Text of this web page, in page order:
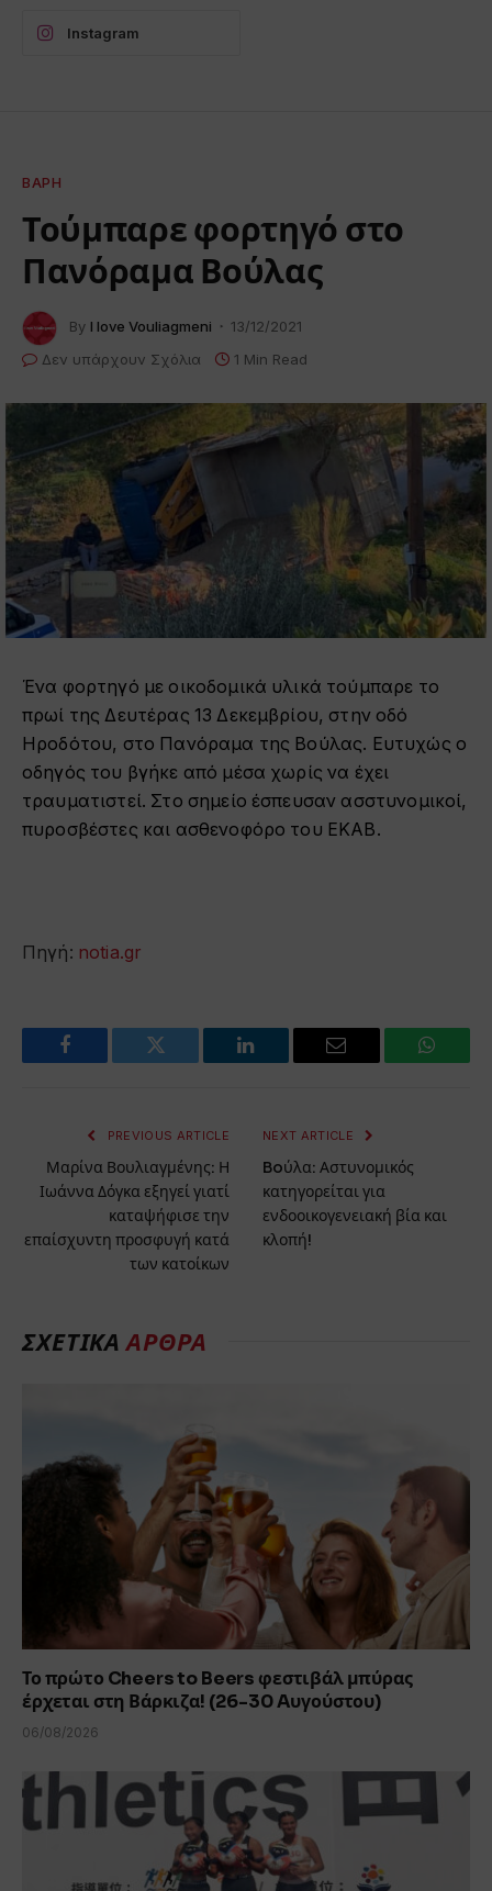
Instagram
ΒΆΡΗ
Τούμπαρε φορτηγό στο
Πανόραμα Βούλας
By I love Vouliagmeni
13/12/2021
Δεν υπάρχουν Σχόλια
1 Min Read
Ένα φορτηγό με οικοδομικά υλικά τούμπαρε το
πρωί της Δευτέρας 13 Δεκεμβρίου, στην οδό
Ηροδότου, στο Πανόραμα της Βούλας. Ευτυχώς ο
οδηγός του βγήκε από μέσα χωρίς να έχει
τραυματιστεί. Στο σημείο έσπευσαν ασστυνομικοί,
πυροσβέστες και ασθενοφόρο του ΕΚΑΒ.
Πηγή: notia.gr
Facebook Twitter LinkedIn Email
PREVIOUS ARTICLE
Μαρίνα Βουλιαγμένης: Η
Ιωάννα Δόγκα εξηγεί γιατί
καταψήφισε την
επαίσχυντη προσφυγή κατά
των κατοίκων
NEXT ARTICLE
Boύλα: Αστυνομικός
κατηγορείται για
ενδοοικογενειακή βία και
κλοπή!
ΣΧΕΤΙΚΆΆΡΘΡΑ
Το πρώτο Cheers to Beers φεστιβάλ μπύρας
έρχεται στη Βάρκιζα! (26-30 Aυγούστου)
06/08/2026